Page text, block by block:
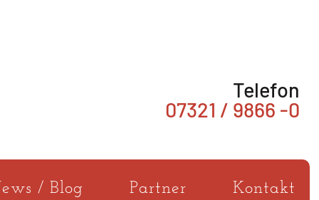
Telefon
07321 / 9866 -0
/ Blog Partner Kontakt